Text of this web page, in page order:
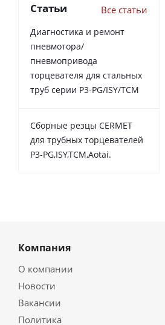
Статьи Все статьи
Диагностика и ремонт
пневмотора/
пневмопривода
торцевателя для стальных
труб серии P3-PG/ISY/TCM
Сборные резцы CERMET
для трубных торцевателей
P3-PG,ISY,TCM,Aotai.
Компания
О компании
Новости
Вакансии
Политика